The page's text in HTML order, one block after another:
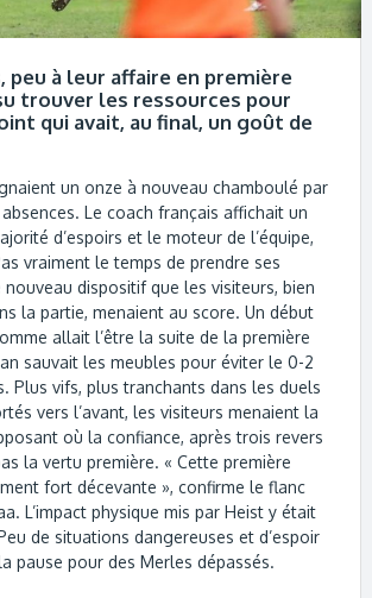
peu à leur affaire en première
trouver les ressources pour
qui avait, au final, un goût de
un onze à nouveau chamboulé par
Le coach français affichait un
d’espoirs et le moteur de l’équipe,
vraiment le temps de prendre ses
nouveau dispositif que les visiteurs, bien
la partie, menaient au score. Un début
allait l’être la suite de la première
sauvait les meubles pour éviter le 0-2
Plus vifs, plus tranchants dans les duels
vers l’avant, les visiteurs menaient la
où la confiance, après trois revers
la vertu première. « Cette première
fort décevante », confirme le flanc
L’impact physique mis par Heist y était
de situations dangereuses et d’espoir
pause pour des Merles dépassés.